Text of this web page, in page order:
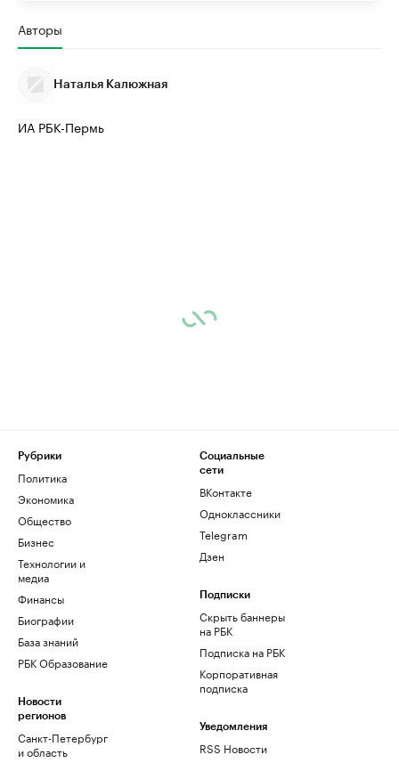
Авторы
Наталья Калюжная
ИА РБК-Пермь
Рубрики
Политика
Экономика
Общество
Бизнес
Технологии и
медиа
Финансы
Биографии
База знаний
РБК Образование
Новости
регионов
Санкт-Петербург
и область
Социальные
сети
ВКонтакте
Одноклассники
Telegram
Дзен
Подписки
Скрыть баннеры
на РБК
Подписка на РБК
Корпоративная
подписка
Уведомления
RSS Новости